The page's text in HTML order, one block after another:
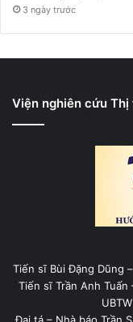
3 ngày trước
Viện nghiên cứu
Tiến sĩ Bùi Đặng Dũng
Tiến sĩ Trần Anh
Đại tá – Nhà báo Trần